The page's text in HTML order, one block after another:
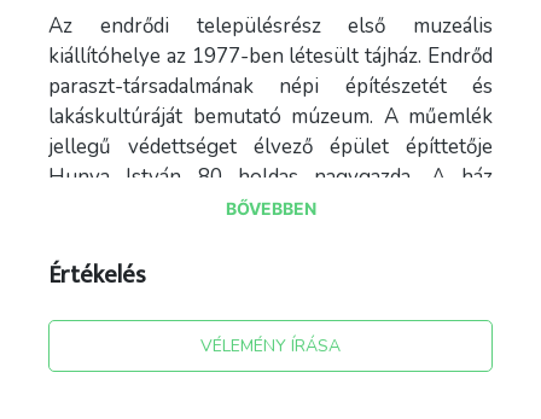
Az endrődi településrész első muzeális
kiállítóhelye az 1977-ben létesült tájház. Endrőd
paraszt-társadalmának népi építészetét és
lakáskultúráját bemutató múzeum. A műemlék
jellegű védettséget élvező épület építtetője
Hunya István 80 holdas nagygazda. A ház
impozáns utcai homlokzata a polgárosodó
reprezentálja. Az előtornác oszlopai és
végig. A helyi szóhasználatban „soromplónak”
nevezik e kis kerítést. Az oszlopsor feletti
BŐVEBBEN
Értékelés
VÉLEMÉNY ÍRÁSA